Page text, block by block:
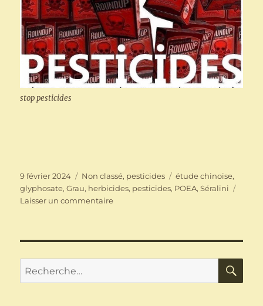
stop pesticides
Publié
le
9 février 2024 Catégories
Non classé, pesticides Étiquettes
étude chinoise,
glyphosate,Grau, herbicides, pesticides, POEA,Séralini
Laisser un commentairesur
pesticides
glyphosate
Recherche
pour :